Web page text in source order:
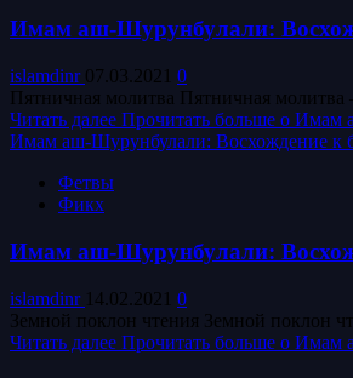
Имам аш-Шурунбулали:
islamdinr 07.03.2021 0
Пятничная молитва Пятничная
Читать далее Прочитать больше о Имам
Имам аш-Шурунбулали: Восхождение к
Фетвы
Фикх
Имам аш-Шурунбулали:
islamdinr 14.02.2021 0
Земной поклон чтения Земной поклон
Читать далее Прочитать больше о Имам